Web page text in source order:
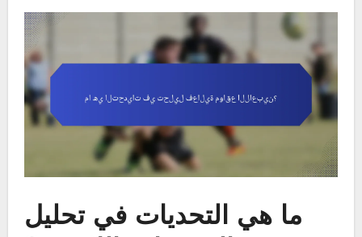
ما هي التحديات في تحليل